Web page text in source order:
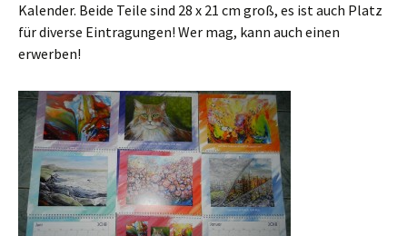
Kalender. Beide Teile sind 28 x 21 cm groß, es ist auch Platz
für diverse Eintragungen! Wer mag, kann auch einen
erwerben!